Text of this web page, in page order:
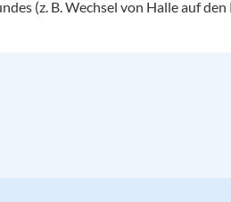
(z. B. Wechsel von Halle auf den